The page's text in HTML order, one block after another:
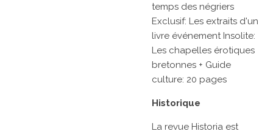
temps des négriers
Exclusif: Les extraits d'un
livre événement Insolite:
Les chapelles érotiques
bretonnes + Guide
culture: 20 pages
Historique
La revue Historia est